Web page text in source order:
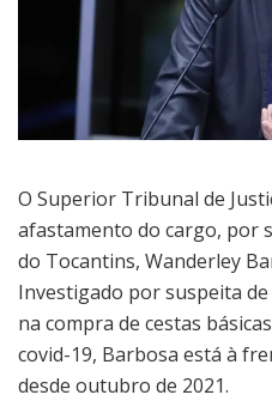
O Superior Tribunal de
afastamento do cargo, por
do Tocantins, Wanderley
Investigado por suspeita
na compra de cestas
covid-19, Barbosa está à
desde outubro de 2021.